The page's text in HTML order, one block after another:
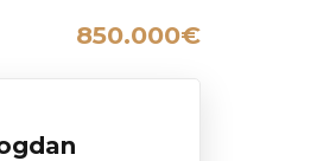
850.000€